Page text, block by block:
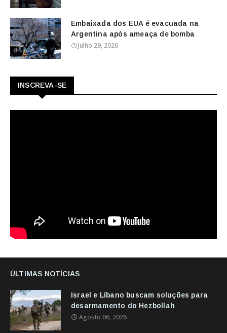
Embaixada dos EUA é evacuada na
Argentina após ameaça de bomba
Julho 29, 2026
INSCREVA-SE
ÚLTIMAS NOTÍCIAS
Israel e Líbano buscam soluções para
desarmamento do Hezbollah
Agosto 06, 2026